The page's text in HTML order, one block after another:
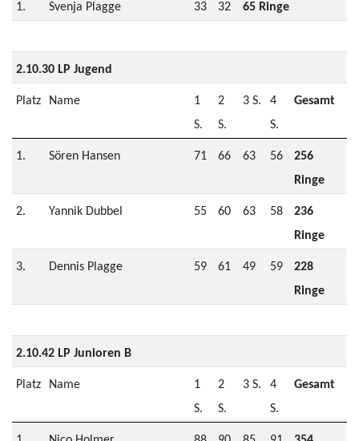
1. Svenja Plagge 33 32 65 Ringe
2.10.30 LP Jugend
Platz Name
1
S.
2
S.
3 S.
4
S.
Gesamt
1. Sören Hansen 71 66 63 56
256
Ringe
2. Yannik Dubbel 55 60 63 58
236
Ringe
3. Dennis Plagge 59 61 49 59
228
Ringe
2.10.42 LP Junioren B
Platz Name
1
S.
2
S.
3 S.
4
S.
Gesamt